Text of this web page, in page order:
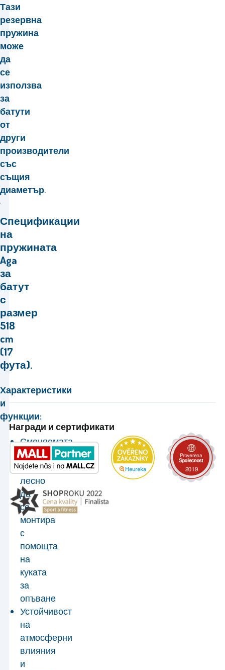
Тази
резервна
пружина
може
да
се
използва
за
батути
от
други
производители
със
същия
диаметър.
Спецификации
на
пружината
Aga
за
батут
с
размер
518
cm
(17
фута).
Характеристики
и
функции:
Сменяемата
пружина
може
лесно
да
се
монтира
с
помощта
на
куката
за
опъване
Устойчивост
на
атмосферни
влияния
и
Награди и сертификати